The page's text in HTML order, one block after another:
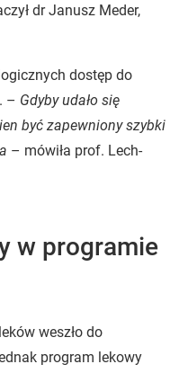
dr Janusz Meder,
dostęp do
– Gdyby udało się
być zapewniony szybki
– mówiła prof. Lech-
w programie
weszło do
program lekowy